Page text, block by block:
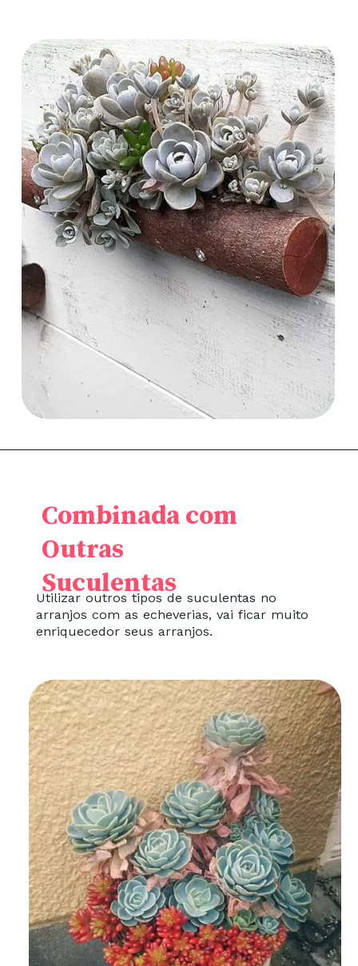
Utilizar outros tipos de suculentas no
arranjos com as echeverias, vai ficar muito
enriquecedor seus arranjos.
Combinada com
Outras
Suculentas